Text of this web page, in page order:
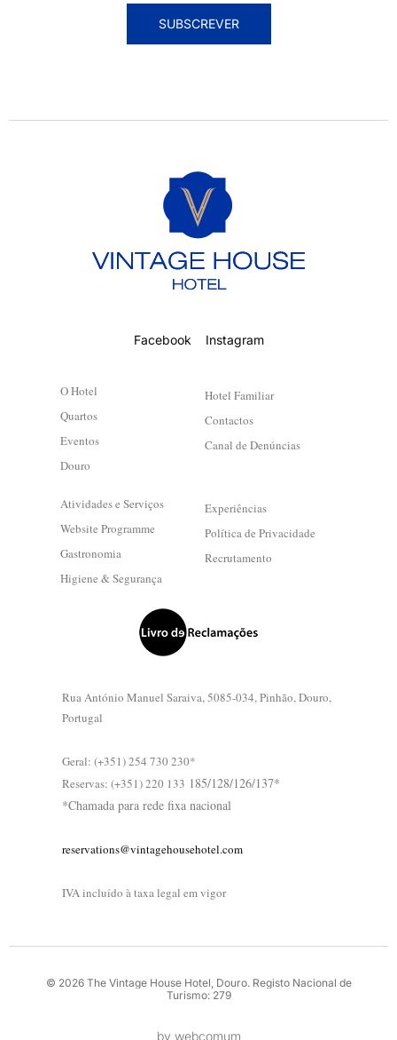
SUBSCREVER
Facebook Instagram
O Hotel
Quartos
Eventos
Douro
Hotel Familiar
Contactos
Canal de Denúncias
Atividades e Serviços
Website Programme
Gastronomia
Higiene & Segurança
Experiências
Política de Privacidade
Recrutamento
Rua António Manuel Saraiva, 5085-034, Pinhão, Douro,
Portugal
Geral: (+351) 254 730 230*
Reservas: (+351) 220 133 185/128/126/137*
*Chamada para rede fixa nacional
reservations@vintagehousehotel.com
IVA incluído à taxa legal em vigor
© 2026 The Vintage House Hotel, Douro. Registo Nacional de
Turismo: 279
by webcomum